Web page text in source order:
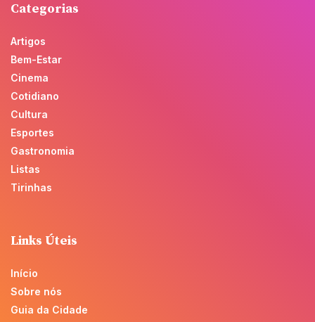
Categorias
Artigos
Bem-Estar
Cinema
Cotidiano
Cultura
Esportes
Gastronomia
Listas
Tirinhas
Links Úteis
Início
Sobre nós
Guia da Cidade